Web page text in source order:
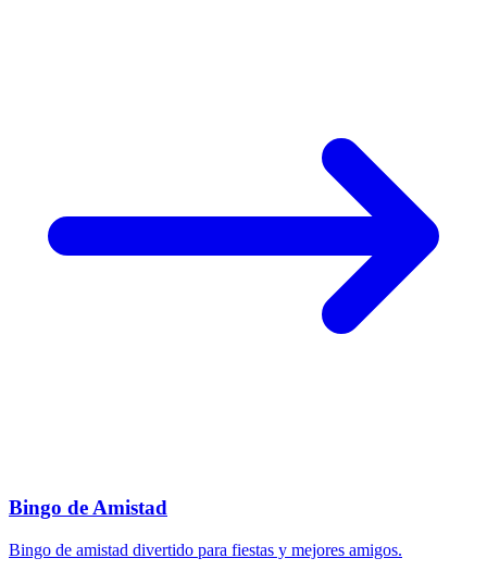
Bingo de Amistad
Bingo de amistad divertido para fiestas y mejores amigos.